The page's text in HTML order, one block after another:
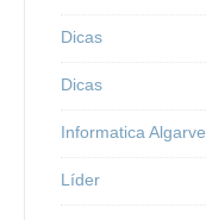
Dicas
Dicas
Informatica Algarve
Líder